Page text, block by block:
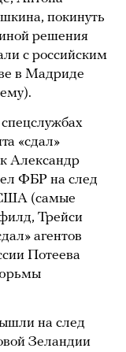
покинуть
решения
с российским
в Мадриде
«сдал»
Александр
ФБР на след
США (самые
Трейси
агентов
Потеева
на след
Зеландии